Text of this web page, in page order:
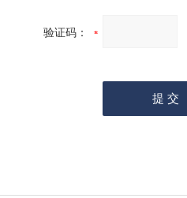
验证码：